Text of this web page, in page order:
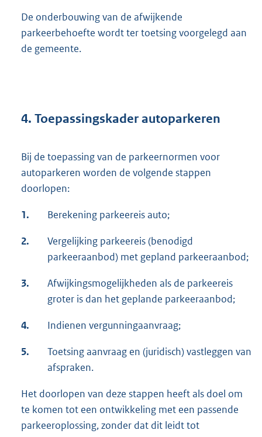
De onderbouwing van de afwijkende
parkeerbehoefte wordt ter toetsing voorgelegd aan
de gemeente.
4. Toepassingskader autoparkeren
Bij de toepassing van de parkeernormen voor
autoparkeren worden de volgende stappen
doorlopen:
1. Berekening parkeereis auto;
2.
Vergelijking parkeereis (benodigd
parkeeraanbod) met gepland parkeeraanbod;
3.
Afwijkingsmogelijkheden als de parkeereis
groter is dan het geplande parkeeraanbod;
4. Indienen vergunningaanvraag;
5.
Toetsing aanvraag en (juridisch) vastleggen van
afspraken.
Het doorlopen van deze stappen heeft als doel om
te komen tot een ontwikkeling met een passende
parkeeroplossing, zonder dat dit leidt tot